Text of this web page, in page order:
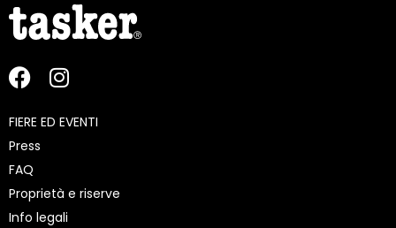
FIERE ED EVENTI
Press
FAQ
Proprietà e riserve
Info legali